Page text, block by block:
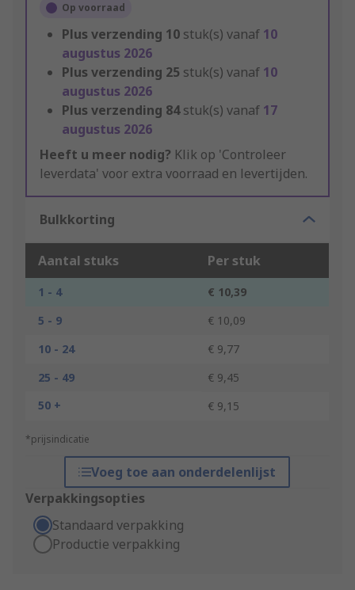
Op voorraad
Plus verzending 10 stuk(s) vanaf 10
augustus 2026
Plus verzending 25 stuk(s) vanaf 10
augustus 2026
Plus verzending 84stuk(s) vanaf 17
augustus 2026
Heeft u meer nodig? Klik op 'Controleer
leverdata' voor extra voorraad en levertijden.
Bulkkorting
Aantal stuks Per stuk
1 - 4
€ 10,39
5 - 9
€ 10,09
10 - 24
€ 9,77
25 - 49
€ 9,45
50 +
€ 9,15
*prijsindicatie
Voeg toe aan onderdelenlijst
Verpakkingsopties
Standaard verpakking
Productie verpakking